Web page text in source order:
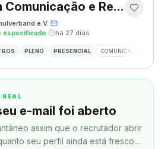
Especialista em Comunicação e Relações Públicas
e.V.·
·
especificado· há 27 dias
PLENO PRESENCIAL COMUNICAÇÃO
REAL
e-mail foi aberto
assim que o recrutador abrir
seu perfil ainda está fresco